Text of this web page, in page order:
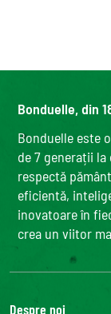
Bonduelle, din
Bonduelle este
de 7 generații
respectă
eficientă,
inovatoare în
crea un viitor
Despre noi